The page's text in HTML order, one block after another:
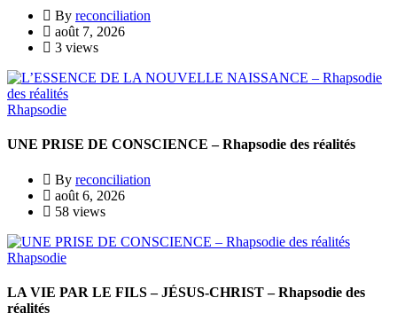
By reconciliation
août 7, 2026
3 views
Rhapsodie
UNE PRISE DE CONSCIENCE – Rhapsodie des réalités
By reconciliation
août 6, 2026
58 views
Rhapsodie
LA VIE PAR LE FILS – JÉSUS-CHRIST – Rhapsodie des
réalités